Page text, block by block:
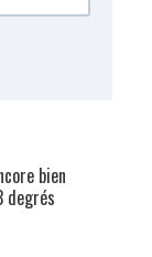
bien
degrés